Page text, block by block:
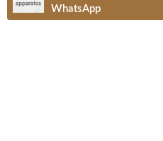
WhatsApp